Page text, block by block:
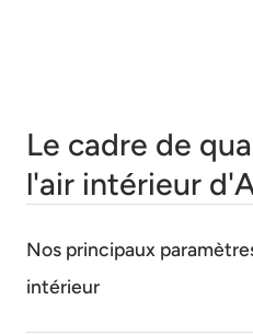
Le cadre de
l'air intérieur
Nos principaux
intérieur